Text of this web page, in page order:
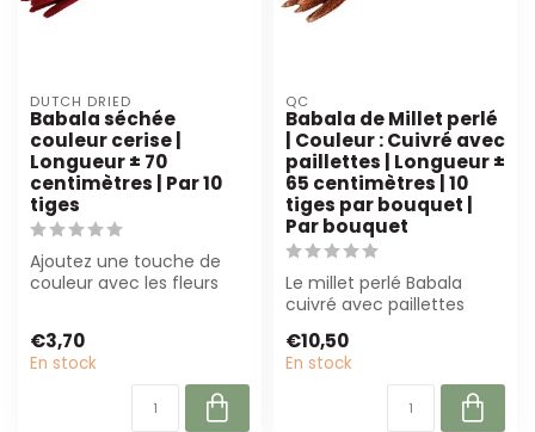
DUTCH DRIED
Babala séchée
couleur cerise |
Longueur ± 70
centimètres | Par 10
tiges
Ajoutez une touche de
couleur avec les fleurs
€3,70
En stock
QC
Babala de Millet perlé
| Couleur : Cuivré avec
paillettes | Longueur ±
65 centimètres | 10
tiges par bouquet |
Par bouquet
Le millet perlé Babala
cuivré avec paillettes
se compose...
€10,50
En stock